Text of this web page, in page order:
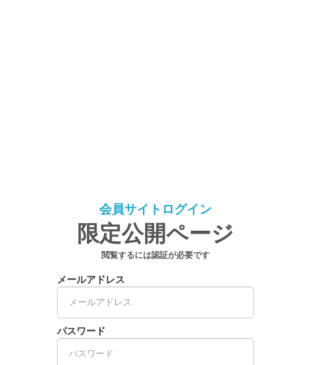
会員サイトログイン
限定公開ページ
閲覧するには認証が必要です
メールアドレス
パスワード